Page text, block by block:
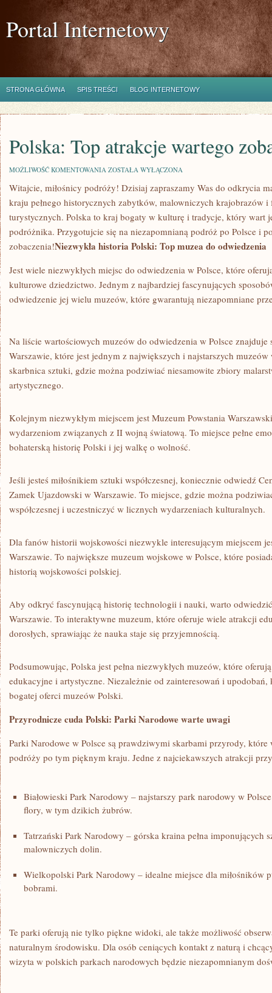
Portal Internetowy
STRONA GŁÓWNA SPIS TREŚCI BLOG INTERNETOWY
Polska: Top atrakcje wartego
MOŻLIWOŚĆ KOMENTOWANIA POLSKA:
ATRAKCJE
WARTEGO
ZOBACZENIA
ZOSTAŁA WYŁĄCZONA
Witajcie,‍ miłośnicy podróży! Dzisiaj zapraszamy Was do⁣ odkrycia⁣
kraju pełnego historycznych⁢ zabytków, malowniczych krajobrazów‍
turystycznych. Polska to kraj bogaty w kulturę i ‍tradycje, który wart
podróżnika. Przygotujcie się na niezapomnianą ​podróż po Polsce⁢ i
zobaczenia!Niezwykła ‌historia ‍Polski: Top ​muzea do⁣ odwiedzenia
Jest wiele niezwykłych miejsc ⁢do odwiedzenia w⁤ Polsce, które
kulturowe dziedzictwo. Jednym z najbardziej fascynujących
⁣odwiedzenie⁤ jej wielu muzeów,⁣ które ⁤gwarantują niezapomniane
Na liście wartościowych​ muzeów​ do odwiedzenia⁤ w‌ Polsce
Warszawie, ⁢które jest jednym z ⁣największych ‌i najstarszych
skarbnica sztuki, gdzie⁤ można podziwiać niesamowite zbiory
artystycznego.
Kolejnym niezwykłym‍ miejscem jest Muzeum ‍Powstania
wydarzeniom ⁣związanych ⁤z II wojną światową. To miejsce pełne
bohaterską ⁢historię ⁤Polski i jej walkę o wolność.
Jeśli jesteś miłośnikiem sztuki ‍współczesnej, koniecznie ​odwiedź​
Zamek Ujazdowski w Warszawie.⁣ To miejsce, gdzie‍ można​
współczesnej ‍i​ uczestniczyć‍ w⁣ licznych wydarzeniach kulturalnych.
Dla ⁤fanów⁣ historii wojskowości niezwykle interesującym miejscem
Warszawie. To największe ⁤muzeum wojskowe w Polsce, które
historią wojskowości polskiej.
Aby ‌odkryć fascynującą historię⁤ technologii i​ nauki, warto
⁤Warszawie.⁤ To ⁤interaktywne muzeum, które oferuje wiele atrakcji⁤
dorosłych, sprawiając że nauka staje się przyjemnością.
Podsumowując, Polska⁣ jest pełna‌ niezwykłych‌ muzeów, które
edukacyjne i ⁣artystyczne. Niezależnie od zainteresowań i
bogatej oferci muzeów Polski.
Przyrodnicze cuda Polski: Parki‍ Narodowe ‌warte uwagi
Parki Narodowe w Polsce są prawdziwymi skarbami ‍przyrody, ‍które⁢
podróży po tym⁢ pięknym kraju. Jedne z najciekawszych ‌atrakcji
Białowieski Park ⁣Narodowy – najstarszy park narodowy w
flory, w‌ tym ⁣dzikich⁤ żubrów.
Tatrzański Park Narodowy – górska‌ kraina⁤ pełna imponujących
⁤malowniczych ‌dolin.
Wielkopolski Park‌ Narodowy – idealne miejsce‍ dla ⁤miłośników
bobrami.
Te parki oferują nie‍ tylko piękne widoki, ale⁣ także możliwość
naturalnym ‌środowisku. Dla osób ceniących kontakt​ z naturą i
wizyta ​w polskich parkach narodowych będzie ‌niezapomnianym